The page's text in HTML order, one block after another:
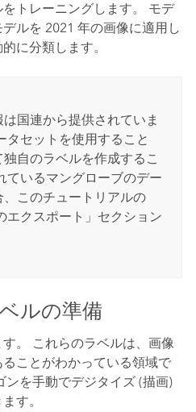
トレーニングします。 モデ
ルを 2021 年の画像に適用し
に分類します。
国連から提供されていま
タセットを使用すること
自のラベルを作成するこ
ているマングローブのデー
このチュートリアルの
エクスポート」セクション
ルの準備
。 これらのラベルは、画像
ことがわかっている領域で
を手動でデジタイズ (描画)
す。